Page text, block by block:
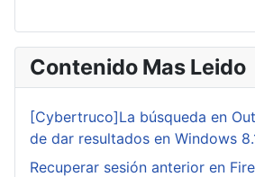
Contenido Mas Leido
[Cybertruco]La búsqueda en
de dar resultados en Windows
Recuperar sesión anterior en